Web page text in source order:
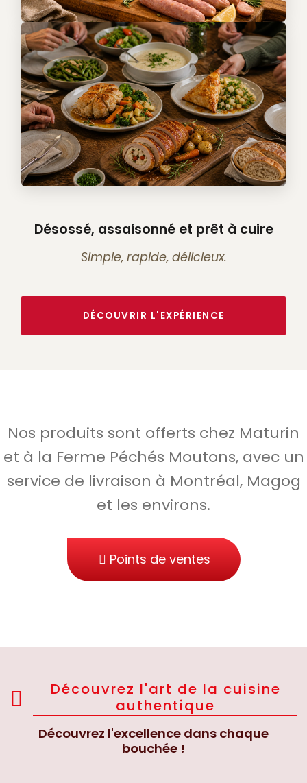
Désossé, assaisonné et prêt à cuire
Simple, rapide, délicieux.
DÉCOUVRIR L'EXPÉRIENCE
Nos produits sont offerts chez Maturin
et à la Ferme Péchés Moutons, avec un
service de livraison à Montréal, Magog
et les environs.
Points de ventes
Découvrez l'art de la cuisine
authentique
Découvrez l'excellence dans chaque
bouchée !